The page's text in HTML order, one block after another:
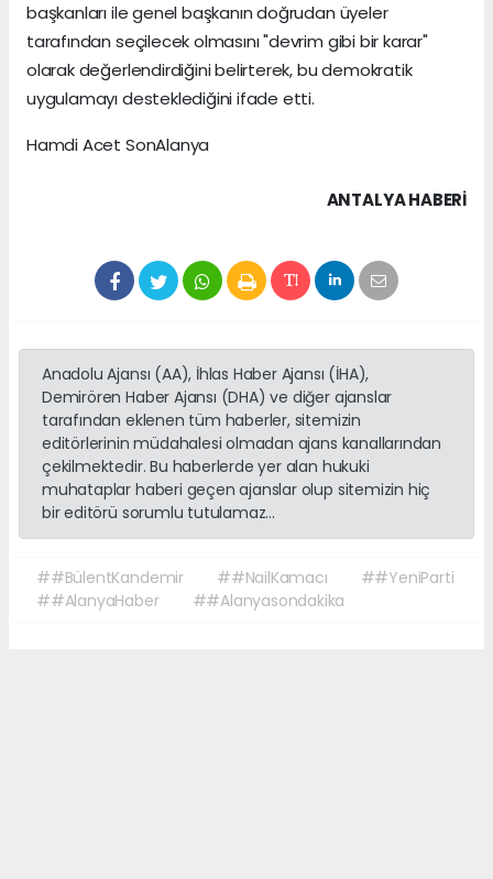
başkanları ile genel başkanın doğrudan üyeler
tarafından seçilecek olmasını "devrim gibi bir karar"
olarak değerlendirdiğini belirterek, bu demokratik
uygulamayı desteklediğini ifade etti.
Hamdi Acet SonAlanya
ANTALYA HABERİ
Anadolu Ajansı (AA), İhlas Haber Ajansı (İHA),
Demirören Haber Ajansı (DHA) ve diğer ajanslar
tarafından eklenen tüm haberler, sitemizin
editörlerinin müdahalesi olmadan ajans kanallarından
çekilmektedir. Bu haberlerde yer alan hukuki
muhataplar haberi geçen ajanslar olup sitemizin hiç
bir editörü sorumlu tutulamaz...
##BülentKandemir ##NailKamacı
##YeniParti
##AlanyaHaber
##Alanyasondakika